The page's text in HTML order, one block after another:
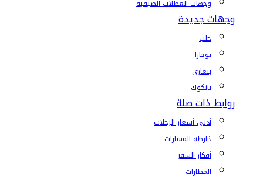
وجهات العطلات الصيفية
وجهات جديدة
حلب
بوخارا
بنغازي
بانكوك
روابط ذات صلة
أدنى أسعار الرحلات
خارطة المسارات
أفكار السفر
المطارات